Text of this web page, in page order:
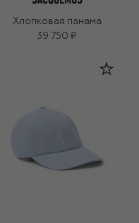
Хлопковая панама
39 750 ₽